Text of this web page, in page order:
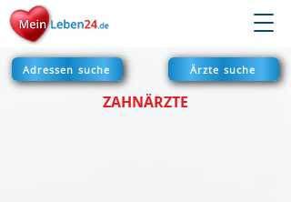
Adressen suche Ärzte suche
ZAHNÄRZTE